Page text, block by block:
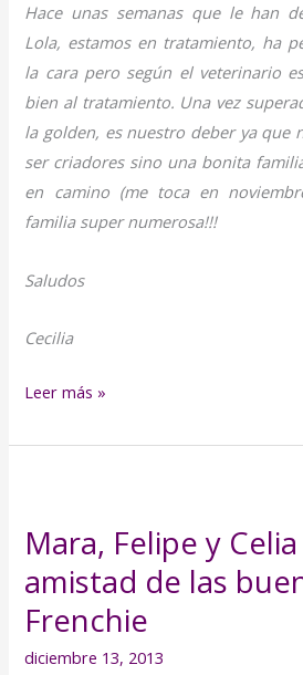
Hace unas semanas que le han
Lola, estamos en tratamiento, ha
la cara pero según el veterinario
bien al tratamiento. Una vez
la golden, es nuestro deber ya que
ser criadores sino una bonita
en camino (me toca en
familia super numerosa!!!
Saludos
Cecilia
Leer más »
Mara, Felipe y
amistad de las
Frenchie
diciembre 13, 2013
y
Celia
amistad
de